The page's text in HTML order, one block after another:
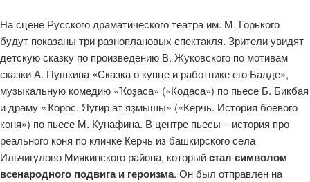
На сцене Русского драматического театра им. М. Горького
будут показаны три разноплановых спектакля. Зрители увидят
детскую сказку по произведению В. Жуковского по мотивам
сказки А. Пушкина «Сказка о купце и работнике его Балде»,
музыкальную комедию «Ҡоҙаса» («Кодаса») по пьесе Б. Бикбая
и драму «Ҡорос. Яугир ат яҙмышы» («Керчь. История боевого
коня») по пьесе М. Кунафина. В центре пьесы – история про
реального коня по кличке Керчь из башкирского села
Ильчигулово Миякинского района, которыйстал символом
всенародного подвига и героизма. Он был отправлен на